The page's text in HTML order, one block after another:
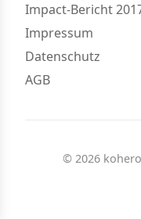
Impact-Bericht
Impressum
Datenschutz
AGB
© 2026